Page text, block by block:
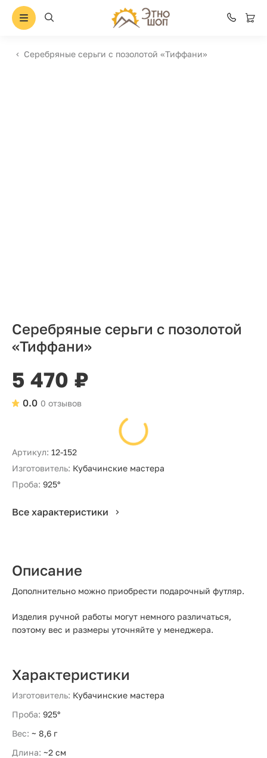
Серебряные серьги с позолотой «Тиффани»
Серебряные серьги с позолотой
«Тиффани»
5 470 ₽
0 отзывов
0.0
Артикул: 12-152
Изготовитель: Кубачинские мастера
Проба: 925°
Все характеристики
Описание
Дополнительно можно приобрести подарочный футляр.
Изделия ручной работы могут немного различаться,
поэтому вес и размеры уточняйте у менеджера.
Характеристики
Изготовитель: Кубачинские мастера
Проба: 925°
Вес: ~ 8,6 г
Длина: ~2 см